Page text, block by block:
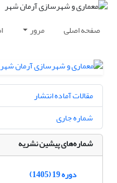
صفحه اصلی مرور
مقالات آماده انتشار
شماره جاری
شماره‌های پیشین نشریه
دوره 19 (1405)